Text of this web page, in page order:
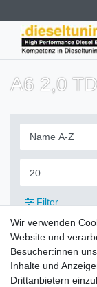
A6 2,0
Filter
Zahlung und
Wir verwenden
Website und
Besucher:innen
Inhalte und
Drittanbietern